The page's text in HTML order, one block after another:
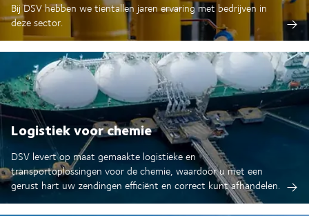
Bij DSV hebben we tientallen jaren ervaring met bedrijven in
deze sector.
Logistiek voor chemie
DSV levert op maat gemaakte logistieke en
transportoplossingen voor de chemie, waardoor u met een
gerust hart uw zendingen efficiënt en correct kunt afhandelen.